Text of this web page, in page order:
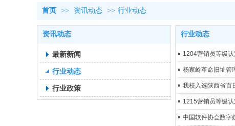
首页 >> 资讯动态 >> 行业动态
资讯动态
最新新闻
行业动态
行业政策
行业动态
1204营销员等级
杨家岭革命旧址管
我校入选陕西省百
1215营销员等级
中国软件协会数字